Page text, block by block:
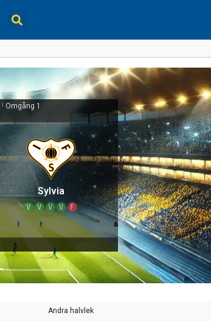
| Omgång 1
Sylvia
V V V V
F
Andra halvlek